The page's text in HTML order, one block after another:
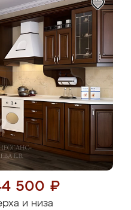
500 ₽
и низа